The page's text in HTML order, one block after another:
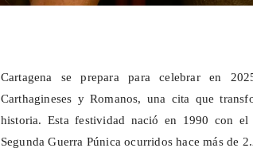
Cartagena se prepara para celebrar en
Carthagineses y Romanos, una cita que
historia. Esta festividad nació en 1990 con
Segunda Guerra Púnica ocurridos hace más de